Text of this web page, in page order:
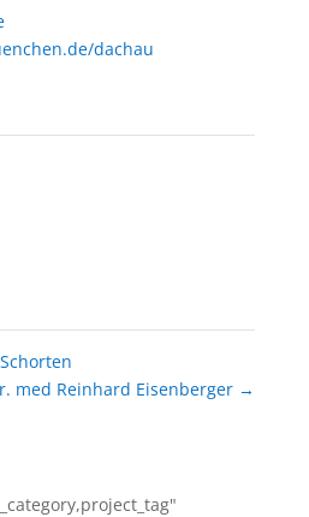
dachau
med Reinhard Eisenberger →